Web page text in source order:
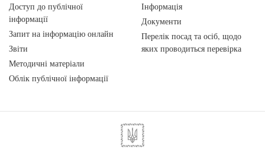
Доступ до публічної
інформації
Запит на інформацію онлайн
Звіти
Методичні матеріали
Облік публічної інформації
Інформація
Документи
Перелік посад та осіб, щодо
яких проводиться перевірка